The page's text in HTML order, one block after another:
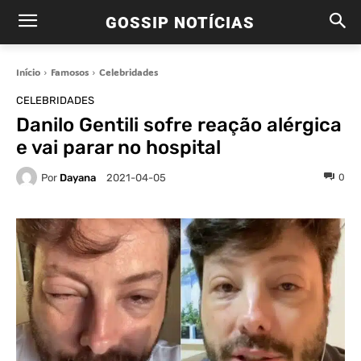
GOSSIP NOTÍCIAS
Início Famosos Celebridades
CELEBRIDADES
Danilo Gentili sofre reação alérgica
e vai parar no hospital
Por Dayana 2021-04-05 0